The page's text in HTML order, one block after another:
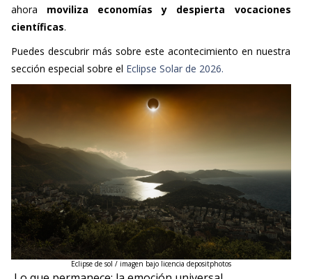
ahora moviliza economías y despierta vocaciones
científicas.
Puedes descubrir más sobre este acontecimiento en nuestra
sección especial sobre el Eclipse Solar de 2026.
Eclipse de sol / imagen bajo licencia depositphotos